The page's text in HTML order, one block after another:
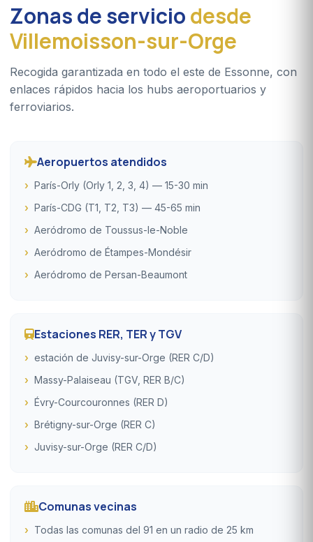
Zonas de serviciodesde
Villemoisson-sur-Orge
Recogida garantizada en todo el este de Essonne, con
enlaces rápidos hacia los hubs aeroportuarios y
ferroviarios.
Aeropuertos atendidos
París-Orly (Orly 1, 2, 3, 4) — 15-30 min
París-CDG (T1, T2, T3) — 45-65 min
Aeródromo de Toussus-le-Noble
Aeródromo de Étampes-Mondésir
Aeródromo de Persan-Beaumont
Estaciones RER, TER y TGV
estación de Juvisy-sur-Orge (RER C/D)
Massy-Palaiseau (TGV, RER B/C)
Évry-Courcouronnes (RER D)
Brétigny-sur-Orge (RER C)
Juvisy-sur-Orge (RER C/D)
Comunas vecinas
Todas las comunas del 91 en un radio de 25 km